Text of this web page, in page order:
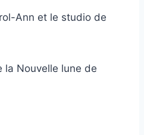
Ann et le studio de
la Nouvelle lune de